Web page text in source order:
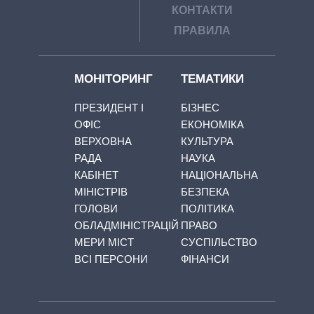
КОНТАКТИ
ПРАВИЛА
МОНІТОРИНГ
ПРЕЗИДЕНТ І
ОФІС
ВЕРХОВНА
РАДА
КАБІНЕТ
МІНІСТРІВ
ГОЛОВИ
ОБЛАДМІНІСТРАЦІЙ
МЕРИ МІСТ
ВСІ ПЕРСОНИ
ТЕМАТИКИ
БІЗНЕС
ЕКОНОМІКА
КУЛЬТУРА
НАУКА
НАЦІОНАЛЬНА
БЕЗПЕКА
ПОЛІТИКА
ПРАВО
СУСПІЛЬСТВО
ФІНАНСИ